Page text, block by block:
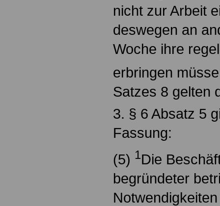
nicht zur Arbeit
deswegen an
Woche ihre
erbringen
Satzes 8 gelten
3. § 6 Absatz 5
Fassung:
(5) 1Die
begründeter